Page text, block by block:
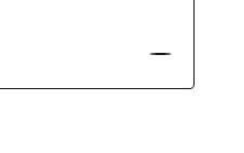
する最新技術を、実機を